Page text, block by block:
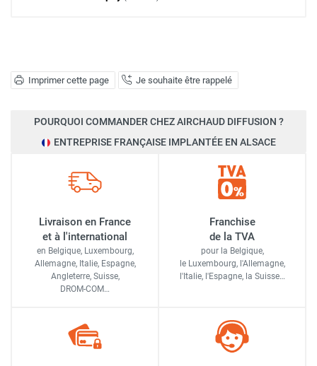
Imprimer cette page Je souhaite être rappelé
POURQUOI COMMANDER CHEZ AIRCHAUD DIFFUSION ?
ENTREPRISE FRANÇAISE IMPLANTÉE EN ALSACE
Livraison en France
et à l'international
en Belgique, Luxembourg,
Allemagne, Italie, Espagne,
Angleterre, Suisse,
DROM-COM…
Franchise
de la TVA
pour la Belgique,
le Luxembourg, l'Allemagne,
l'Italie, l'Espagne, la Suisse…